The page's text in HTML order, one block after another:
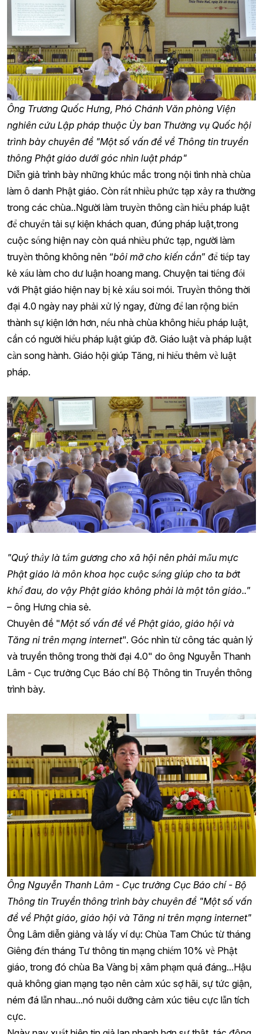
Ông Trương Quốc Hưng, Phó Chánh Văn phòng Viện
nghiên cứu Lập pháp thuộc Ủy ban Thường vụ Quốc hội
trình bày chuyên đề "Một số vấn đề về Thông tin truyền
thông Phật giáo dưới góc nhìn luật pháp"
Diễn giả trình bày những khúc mắc trong nội tình nhà chùa
làm ô danh Phật giáo. Còn rất nhiều phức tạp xảy ra thường
trong các chùa..Người làm truyền thông cần hiểu pháp luật
để chuyển tải sự kiện khách quan, đúng pháp luật,trong
cuộc sống hiện nay còn quá nhiều phức tạp, người làm
truyền thông không nên “bôi mỡ cho kiến cắn” để tiếp tay
kẻ xấu làm cho dư luận hoang mang. Chuyện tai tiếng đối
với Phật giáo hiện nay bị kẻ xấu soi mói. Truyền thông thời
đại 4.0 ngày nay phải xử lý ngay, đừng để lan rộng biến
thành sự kiện lớn hơn, nếu nhà chùa không hiểu pháp luật,
cần có người hiểu pháp luật giúp đỡ. Giáo luật và pháp luật
cần song hành. Giáo hội giúp Tăng, ni hiểu thêm về luật
pháp.
"Quý thầy là tấm gương cho xã hội nên phải mẫu mực
Phật giáo là môn khoa học cuộc sống giúp cho ta bớt
khổ đau, do vậy Phật giáo không phải là một tôn giáo..”
– ông Hưng chia sẻ.
Chuyên đề "Một số vấn đề về Phật giáo, giáo hội và
Tăng ni trên mạng internet". Góc nhìn từ công tác quản lý
và truyền thông trong thời đại 4.0" do ông Nguyễn Thanh
Lâm - Cục trưởng Cục Báo chí Bộ Thông tin Truyền thông
trình bày.
Ông Nguyễn Thanh Lâm - Cục trưởng Cục Báo chí - Bộ
Thông tin Truyền thông trình bày chuyên đề "Một số vấn
đề về Phật giáo, giáo hội và Tăng ni trên mạng internet"
Ông Lâm diễn giảng và lấy ví dụ: Chùa Tam Chúc từ tháng
Giêng đến tháng Tư thông tin mạng chiếm 10% về Phật
giáo, trong đó chùa Ba Vàng bị xâm phạm quá đáng...Hậu
quả không gian mạng tạo nên cảm xúc sợ hãi, sự tức giận,
ném đá lẫn nhau...nó nuôi dưỡng cảm xúc tiêu cực lẫn tích
cực.